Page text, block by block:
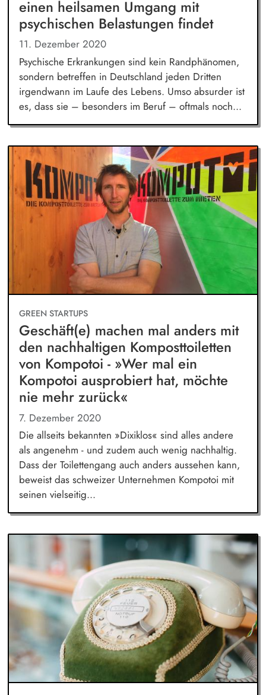
einen heilsamen Umgang mit
psychischen Belastungen findet
11. Dezember 2020
Psychische Erkrankungen sind kein Randphänomen,
sondern betreffen in Deutschland jeden Dritten
irgendwann im Laufe des Lebens. Umso absurder ist
es, dass sie – besonders im Beruf – oftmals noch...
GREEN STARTUPS
Geschäft(e) machen mal anders mit
den nachhaltigen Komposttoiletten
von Kompotoi - »Wer mal ein
Kompotoi ausprobiert hat, möchte
nie mehr zurück«
7. Dezember 2020
Die allseits bekannten »Dixiklos« sind alles andere
als angenehm - und zudem auch wenig nachhaltig.
Dass der Toilettengang auch anders aussehen kann,
beweist das schweizer Unternehmen Kompotoi mit
seinen vielseitig...